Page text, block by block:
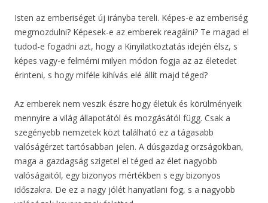
Isten az emberiséget új irányba tereli. Képes-e az emberiség
megmozdulni? Képesek-e az emberek reagálni? Te magad el
tudod-e fogadni azt, hogy a Kinyilatkoztatás idején élsz, s
képes vagy-e felmérni milyen módon fogja az az életedet
érinteni, s hogy miféle kihívás elé állít majd téged?
Az emberek nem veszik észre hogy életük és körülményeik
mennyire a világ állapotától és mozgásától függ. Csak a
szegényebb nemzetek közt található ez a tágasabb
valóságérzet tartósabban jelen. A dúsgazdag orzságokban,
maga a gazdagság szigetel el téged az élet nagyobb
valóságaitól, egy bizonyos mértékben s egy bizonyos
időszakra. De ez a nagy jólét hanyatlani fog, s a nagyobb